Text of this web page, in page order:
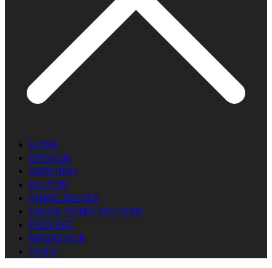
HOME
OPINION
SAMFUND
KULTUR
ANMELDELSER
DANSK HOMO-HISTORIE
PODCAST
MAGASINER
GUIDE